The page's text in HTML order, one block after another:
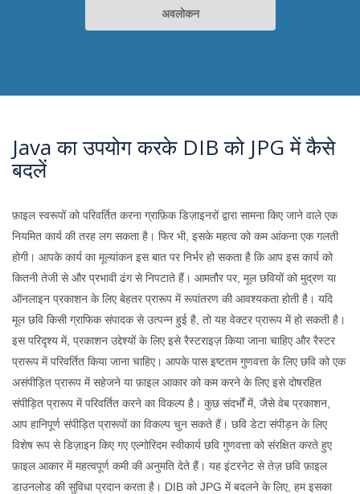
अवलोकन
Java का उपयोग करके DIB को JPG में कैसे
बदलें
फ़ाइल स्वरूपों को परिवर्तित करना ग्राफ़िक डिज़ाइनरों द्वारा सामना किए जाने वाले एक
नियमित कार्य की तरह लग सकता है। फिर भी, इसके महत्व को कम आंकना एक गलती
होगी। आपके कार्य का मूल्यांकन इस बात पर निर्भर हो सकता है कि आप इस कार्य को
कितनी तेजी से और प्रभावी ढंग से निपटाते हैं। आमतौर पर, मूल छवियों को मुद्रण या
ऑनलाइन प्रकाशन के लिए बेहतर प्रारूप में रूपांतरण की आवश्यकता होती है। यदि
मूल छवि किसी ग्राफिक संपादक से उत्पन्न हुई है, तो यह वेक्टर प्रारूप में हो सकती है।
इस परिदृश्य में, प्रकाशन उद्देश्यों के लिए इसे रैस्टराइज़ किया जाना चाहिए और रैस्टर
प्रारूप में परिवर्तित किया जाना चाहिए। आपके पास इष्टतम गुणवत्ता के लिए छवि को एक
असंपीड़ित प्रारूप में सहेजने या फ़ाइल आकार को कम करने के लिए इसे दोषरहित
संपीड़ित प्रारूप में परिवर्तित करने का विकल्प है। कुछ संदर्भों में, जैसे वेब प्रकाशन,
आप हानिपूर्ण संपीड़ित प्रारूपों का विकल्प चुन सकते हैं। छवि डेटा संपीड़न के लिए
विशेष रूप से डिज़ाइन किए गए एल्गोरिदम स्वीकार्य छवि गुणवत्ता को संरक्षित करते हुए
फ़ाइल आकार में महत्वपूर्ण कमी की अनुमति देते हैं। यह इंटरनेट से तेज़ छवि फ़ाइल
डाउनलोड की सुविधा प्रदान करता है। DIB को JPG में बदलने के लिए, हम इसका